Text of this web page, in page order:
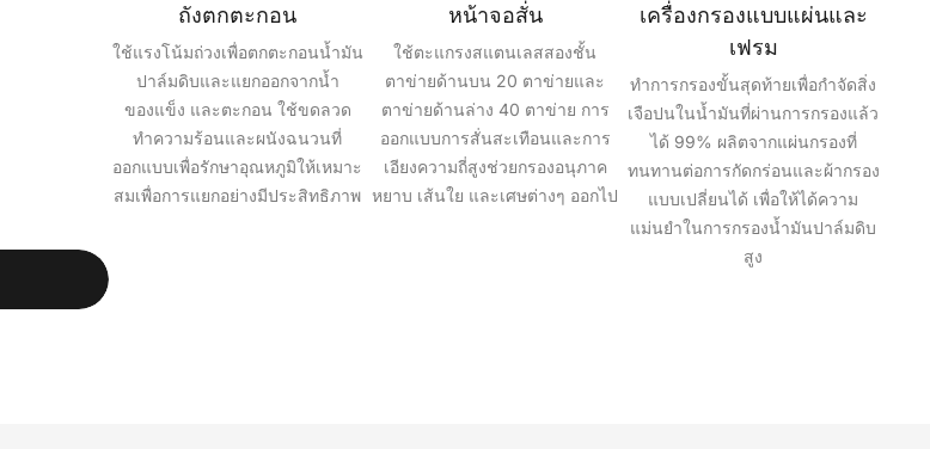
ถังตกตะกอน
ใช้แรงโน้มถ่วงเพื่อตกตะกอนน้ำมัน
ปาล์มดิบและแยกออกจากน้ำ
ของแข็ง และตะกอน ใช้ขดลวด
ทำความร้อนและผนังฉนวนที่
ออกแบบเพื่อรักษาอุณหภูมิให้เหมาะ
สมเพื่อการแยกอย่างมีประสิทธิภาพ
หน้าจอสั่น
ใช้ตะแกรงสแตนเลสสองชั้น
ตาข่ายด้านบน 20 ตาข่ายและ
ตาข่ายด้านล่าง 40 ตาข่าย การ
ออกแบบการสั่นสะเทือนและการ
เอียงความถี่สูงช่วยกรองอนุภาค
หยาบ เส้นใย และเศษต่างๆ ออกไป
เครื่องกรองแบบแผ่นและ
เฟรม
ทำการกรองขั้นสุดท้ายเพื่อกำจัดสิ่ง
เจือปนในน้ำมันที่ผ่านการกรองแล้ว
ได้ 99% ผลิตจากแผ่นกรองที่
ทนทานต่อการกัดกร่อนและผ้ากรอง
แบบเปลี่ยนได้ เพื่อให้ได้ความ
แม่นยำในการกรองน้ำมันปาล์มดิบ
สูง